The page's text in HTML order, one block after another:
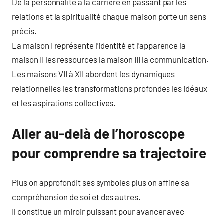
De la personnalité à la carrière en passant par les
relations et la spiritualité chaque maison porte un sens
précis.
La maison I représente l’identité et l’apparence la
maison II les ressources la maison III la communication.
Les maisons VII à XII abordent les dynamiques
relationnelles les transformations profondes les idéaux
et les aspirations collectives.
Aller au-delà de l’horoscope
pour comprendre sa trajectoire
Plus on approfondit ses symboles plus on affine sa
compréhension de soi et des autres.
Il constitue un miroir puissant pour avancer avec